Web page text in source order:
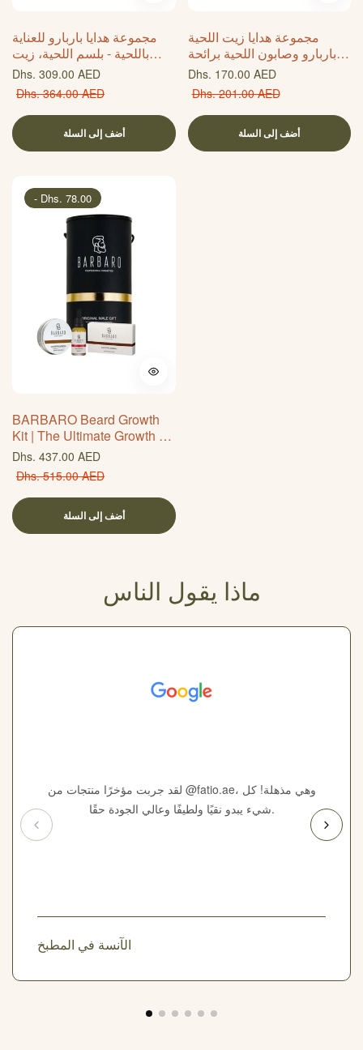
مجموعة هدايا باربارو للعناية
باللحية - بلسم اللحية، زيت
اللحية، وصابون اللحية برائحة
الصندل الشرقي - مجموعة
عناية طبيعية لتنظيف اللحية
وترطيبها وتنعيمها ونموها
سعر
عادي
Dhs. 309.00 AED
سعر
البيع
Dhs. 364.00 AED
أضف إلى السلة
مجموعة هدايا زيت اللحية
باربارو وصابون اللحية برائحة
الصندل الشرقي - ثنائي طبيعي
للعناية باللحية مع زيوت مغذية
ومستخلصات عشبية للحية
ناعمة وصحية ومهندمة
سعر
عادي
Dhs. 170.00 AED
سعر
البيع
Dhs. 201.00 AED
أضف إلى السلة
- Dhs. 78.00
BARBARO Beard Growth
Kit | The Ultimate Growth &
Care Ritual
سعر
عادي
Dhs. 437.00 AED
سعر
البيع
Dhs. 515.00 AED
أضف إلى السلة
ماذا يقول الناس
لقد جربت مؤخرًا منتجات من @fatio.ae، وهي مذهلة! كل
شيء يبدو نقيًا ولطيفًا وعالي الجودة حقًا.
الآنسة في المطبخ